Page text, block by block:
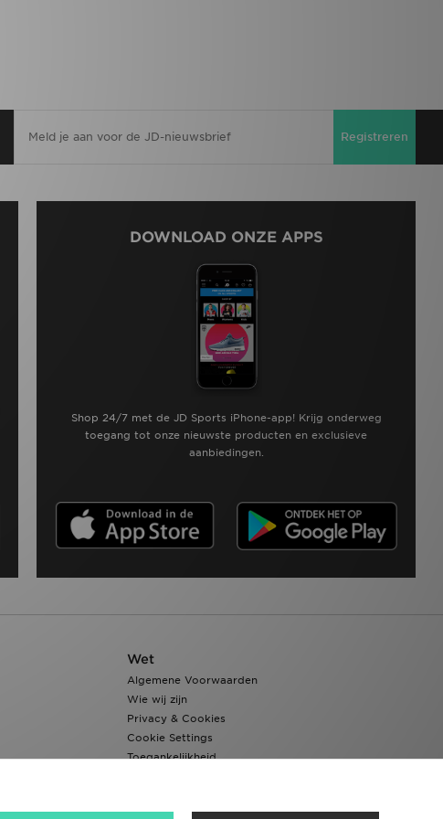
Registreren
DOWNLOAD ONZE APPS
Shop 24/7 met de JD Sports iPhone-app! Krijg onderweg
toegang tot onze nieuwste producten en exclusieve
aanbiedingen.
Wet
Algemene Voorwaarden
Wie wij zijn
Privacy & Cookies
Cookie Settings
Toegankelijkheid